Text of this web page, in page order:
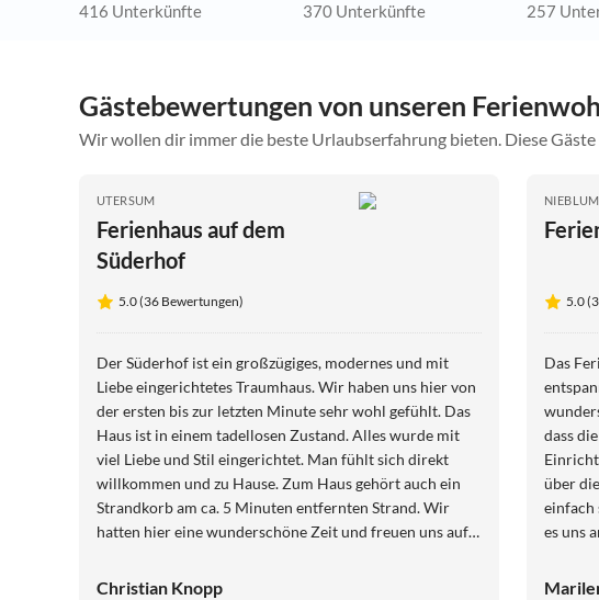
416 Unterkünfte 370 Unterkünfte 257
Gästebewertungen von unseren
Wir wollen dir immer die beste Urlaubserfahrung bieten. Diese
UTERSUM
Ferienhaus auf dem
Süderhof
5.0 (36 Bewertungen)
Der Süderhof ist ein großzügiges, modernes und mit
Liebe eingerichtetes Traumhaus. Wir haben uns hier von
der ersten bis zur letzten Minute sehr wohl gefühlt. Das
Haus ist in einem tadellosen Zustand. Alles wurde mit
viel Liebe und Stil eingerichtet. Man fühlt sich direkt
willkommen und zu Hause. Zum Haus gehört auch ein
Strandkorb am ca. 5 Minuten entfernten Strand. Wir
hatten hier eine wunderschöne Zeit und freuen uns auf
Süderhof!
Christian Knopp
NIEBLUM
5.0
Das
dass
über
einfach
es uns